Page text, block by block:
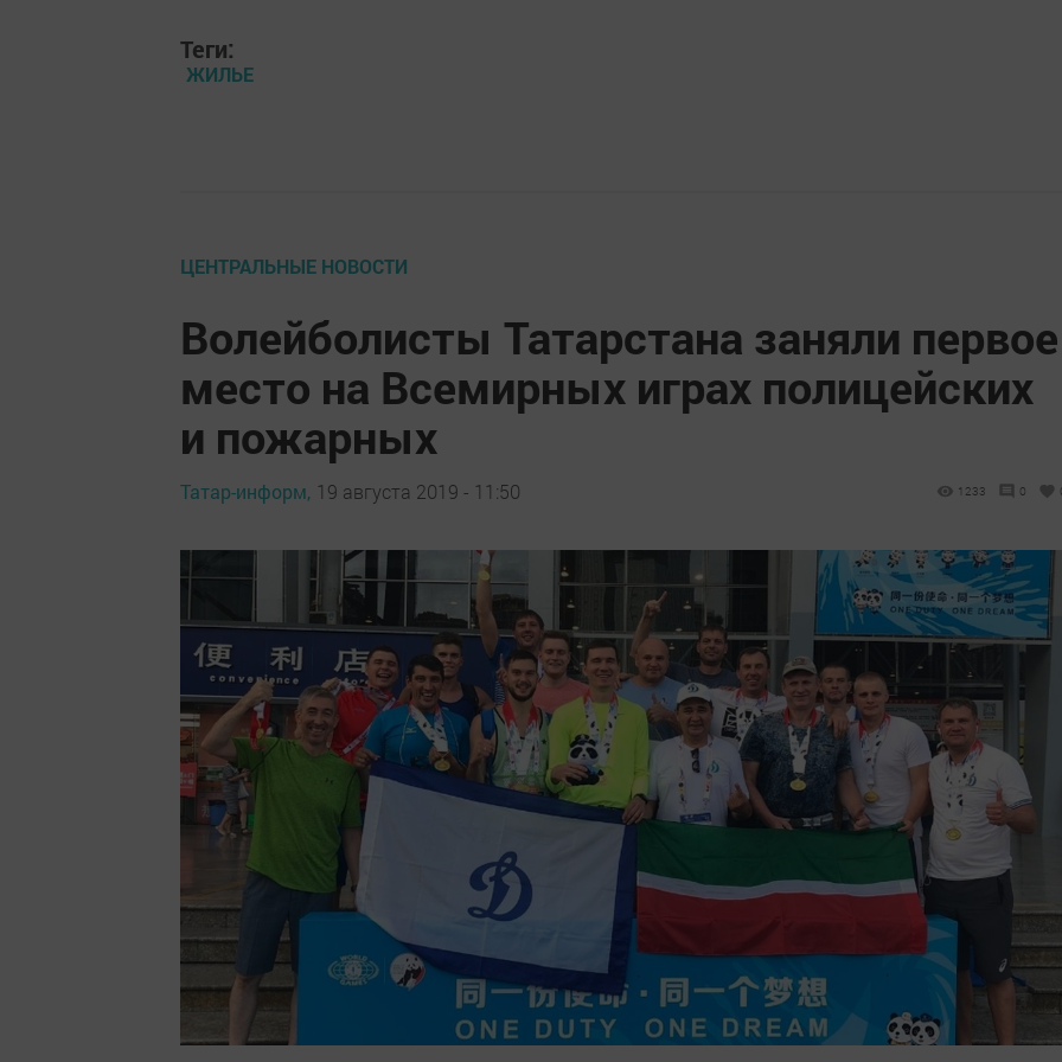
Теги:
ЖИЛЬЕ
ЦЕНТРАЛЬНЫЕ НОВОСТИ
Волейболисты Татарстана заняли первое
место на Всемирных играх полицейских
и пожарных
Татар-информ, 19 августа 2019 - 11:50 1233 0